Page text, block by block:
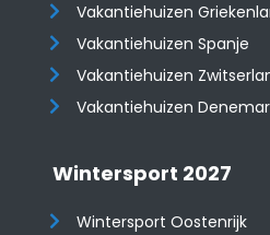
Vakantiehuizen
Vakantiehuizen Spanje
​​​​​​​Vakantiehuizen
Vakantiehuizen
Wintersport 2027
Wintersport Oostenrijk